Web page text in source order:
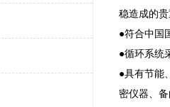
稳造成的
●符合中国
●循环系统
●具有节能
密仪器、